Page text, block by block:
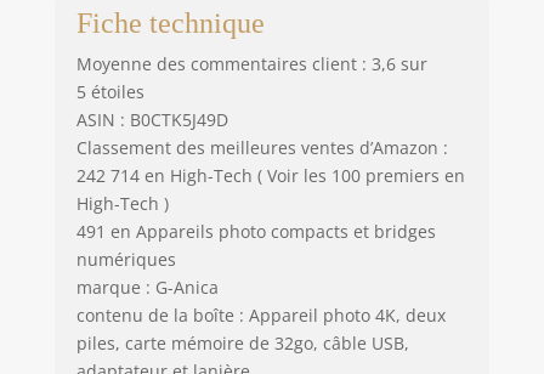
Fiche technique
Moyenne des commentaires client : 3,6 sur
5 étoiles
ASIN : B0CTK5J49D
Classement des meilleures ventes d’Amazon :
242 714 en High-Tech ( Voir les 100 premiers en
High-Tech )
491 en Appareils photo compacts et bridges
numériques
marque : G-Anica
contenu de la boîte : Appareil photo 4K, deux
piles, carte mémoire de 32go, câble USB,